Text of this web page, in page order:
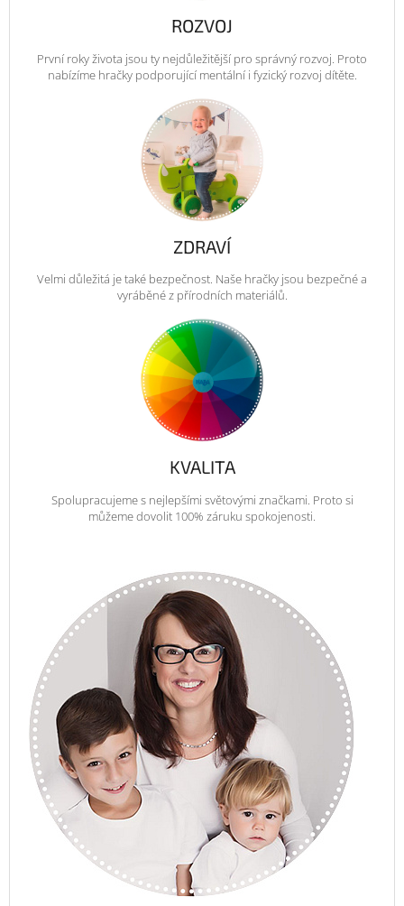
ROZVOJ
První roky života jsou ty nejdůležitější pro správný rozvoj. Proto
nabízíme hračky podporující mentální i fyzický rozvoj dítěte.
ZDRAVÍ
Velmi důležitá je také bezpečnost. Naše hračky jsou bezpečné a
vyráběné z přírodních materiálů.
KVALITA
Spolupracujeme s nejlepšími světovými značkami. Proto si
můžeme dovolit 100% záruku spokojenosti.